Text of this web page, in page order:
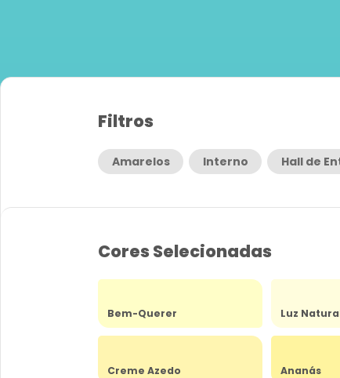
Filtros
Amarelos Interno Hall de
Cores Selecionadas
Bem-Querer Luz
Creme Azedo Ananás